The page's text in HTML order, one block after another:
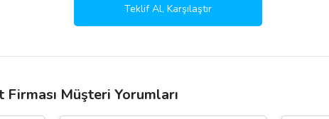
Teklif Al, Karşılaştır
Müşteri Yorumları